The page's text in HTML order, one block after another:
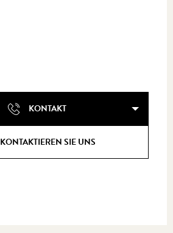
KONTAKT
KONTAKTIEREN SIE UNS